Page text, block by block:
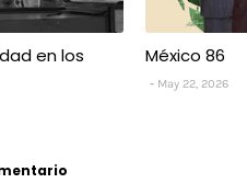
en los
México 86
May 22, 2026